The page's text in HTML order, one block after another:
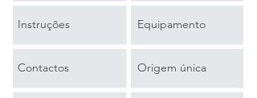
Instruções
Contactos
Equipamento
Origem única